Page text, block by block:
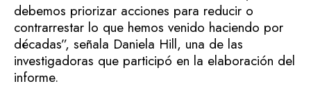
debemos priorizar acciones para reducir o
contrarrestar lo que hemos venido haciendo por
décadas”, señala Daniela Hill, una de las
investigadoras que participó en la elaboración del
informe.